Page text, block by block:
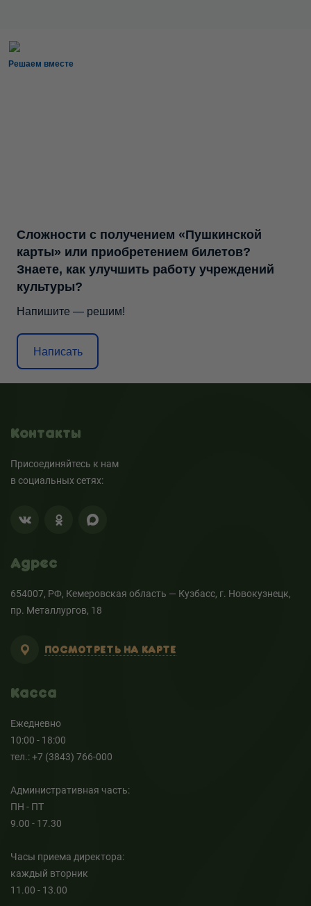
Решаем вместе
Сложности с получением «Пушкинской
карты» или приобретением билетов?
Знаете, как улучшить работу учреждений
культуры?
Напишите — решим!
Написать
Контакты
Присоединяйтесь к нам
в социальных сетях:
Адрес
654007, РФ, Кемеровская область — Кузбасс, г. Новокузнецк,
пр. Металлургов, 18
ПОСМОТРЕТЬ НА КАРТЕ
Касса
Ежедневно
10:00 - 18:00
тел.: +7 (3843) 766-000
Административная часть:
ПН - ПТ
9.00 - 17.30
Часы приема директора:
каждый вторник
11.00 - 13.00